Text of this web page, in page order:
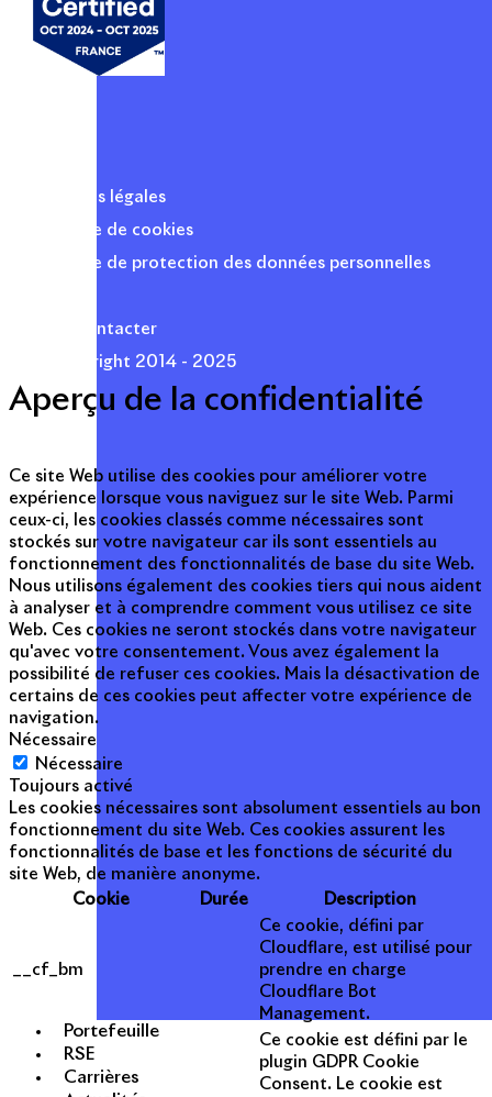
Portefeuille
RSE
Carrières
Mentions légales
Politique de cookies
Politique de protection des données personnelles
Nous contacter
© Copyright 2014 - 2025
Aperçu de la confidentialité
Ce site Web utilise des cookies pour améliorer votre
expérience lorsque vous naviguez sur le site Web. Parmi
ceux-ci, les cookies classés comme nécessaires sont
stockés sur votre navigateur car ils sont essentiels au
fonctionnement des fonctionnalités de base du site Web.
Nous utilisons également des cookies tiers qui nous aident
à analyser et à comprendre comment vous utilisez ce site
Web. Ces cookies ne seront stockés dans votre navigateur
qu'avec votre consentement. Vous avez également la
possibilité de refuser ces cookies. Mais la désactivation de
certains de ces cookies peut affecter votre expérience de
navigation.
Nécessaire
Nécessaire
Toujours activé
Les cookies nécessaires sont absolument essentiels au bon
fonctionnement du site Web. Ces cookies assurent les
fonctionnalités de base et les fonctions de sécurité du
site Web, de manière anonyme.
Cookie
Durée Description
__cf_bm
Ce cookie, défini par
Cloudflare, est utilisé pour
prendre en charge
Cloudflare Bot
Management.
Ce cookie est défini par le
plugin GDPR Cookie
Consent. Le cookie est